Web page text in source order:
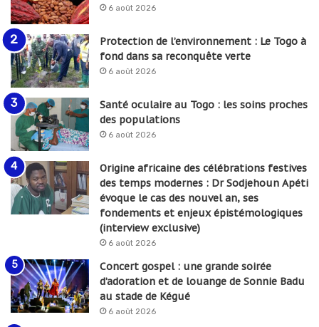
6 août 2026
Protection de l’environnement : Le Togo à
fond dans sa reconquête verte
6 août 2026
Santé oculaire au Togo : les soins proches
des populations
6 août 2026
Origine africaine des célébrations festives
des temps modernes : Dr Sodjehoun Apéti
évoque le cas des nouvel an, ses
fondements et enjeux épistémologiques
(interview exclusive)
6 août 2026
Concert gospel : une grande soirée
d’adoration et de louange de Sonnie Badu
au stade de Kégué
6 août 2026